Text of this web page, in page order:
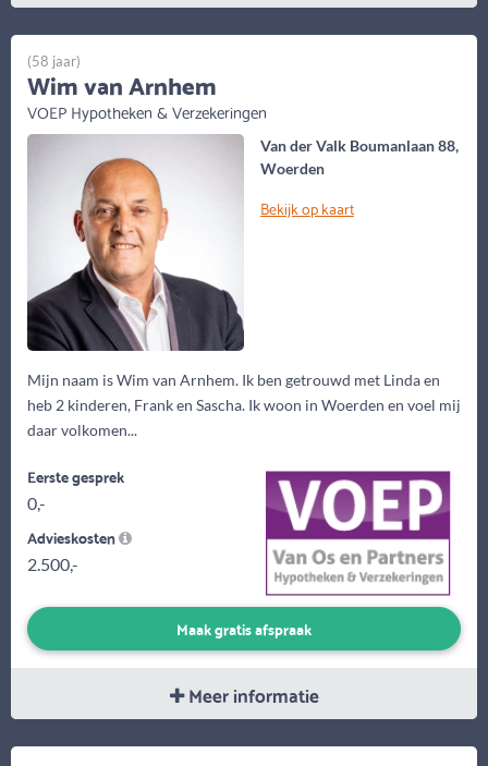
Van der Valk Boumanlaan 88,
Woerden
Bekijk op kaart
Mijn naam is Wim van Arnhem. Ik ben getrouwd met Linda en
heb 2 kinderen, Frank en Sascha. Ik woon in Woerden en voel mij
daar volkomen...
(58 jaar)
Wim van Arnhem
VOEP Hypotheken & Verzekeringen
Eerste gesprek
0,-
Advieskosten
2.500,-
Maak gratis afspraak
Meer informatie